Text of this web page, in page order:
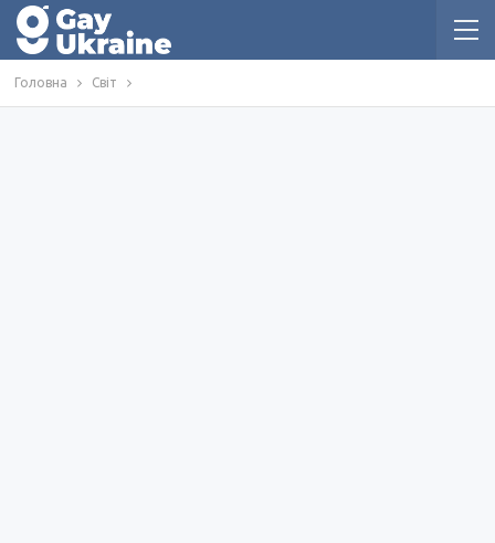
Головна Світ